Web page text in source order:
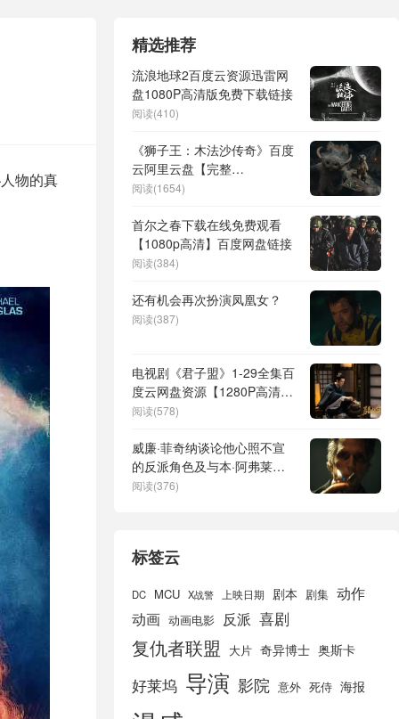
物的真
精选推荐
流浪地球2百度云资源迅雷网
盘1080P高清版免费下载链接
阅读(410)
《狮子王：木法沙传奇》百度
云阿里云盘【完整
HD1080p/MP4中字】云网盘
阅读(1654)
首尔之春下载在线免费观看
【1080p高清】百度网盘链接
阅读(384)
还有机会再次扮演凤凰女？
阅读(387)
电视剧《君子盟》1-29全集百
度云网盘资源【1280P高清大
结局泄露】
阅读(578)
威廉·菲奇纳谈论他心照不宣
的反派角色及与本·阿弗莱克
再次合作
阅读(376)
标签云
DC MCU X战警 上映日期 剧本 剧集 动作
动画 动画电影 反派 喜剧
复仇者联盟 大片 奇异博士 奥斯卡
好莱坞 导演 影院 意外 死侍 海报